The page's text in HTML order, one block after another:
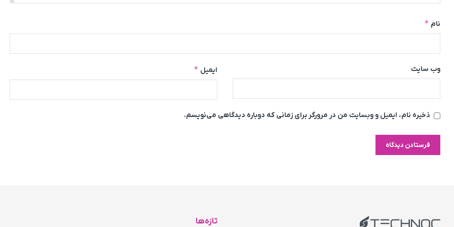
نام *
ایمیل * وب‌ سایت
ذخیره نام، ایمیل و وبسایت من در مرورگر برای زمانی که دوباره دیدگاهی می‌نویسم.
تازه‌ها